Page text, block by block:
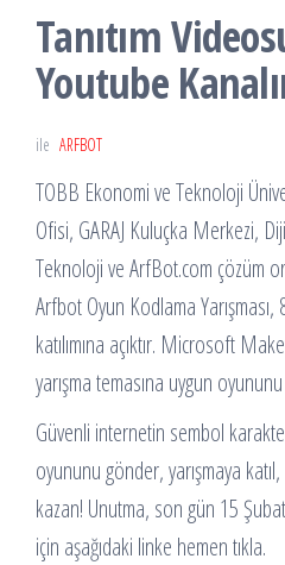
Tanıtım
Youtube
ile ARFBOT
TOBB Ekonomi ve Teknoloji
Ofisi, GARAJ Kuluçka Merkezi,
Teknoloji ve ArfBot.com çözüm
Arfbot Oyun Kodlama
katılımına açıktır. Microsoft
yarışma temasına uygun
Güvenli internetin sembol
oyununu gönder, yarışmaya
kazan! Unutma, son gün 15
için aşağıdaki linke hemen tıkla.